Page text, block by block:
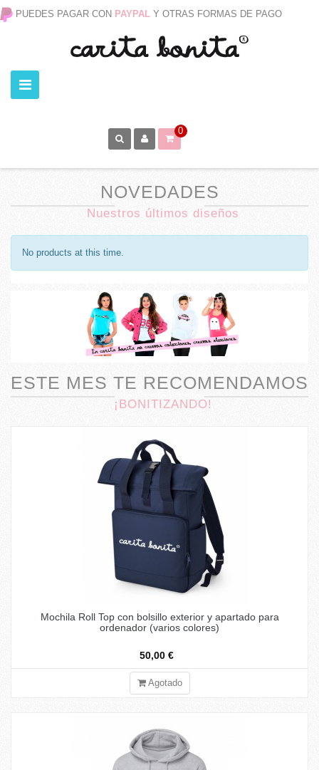
PUEDES PAGAR CON PAYPAL Y OTRAS FORMAS DE PAGO
0
NOVEDADES
Nuestros últimos diseños
No products at this time.
ESTE MES TE RECOMENDAMOS
¡BONITIZANDO!
Mochila Roll Top con bolsillo exterior y apartado para
ordenador (varios colores)
50,00 €
Agotado